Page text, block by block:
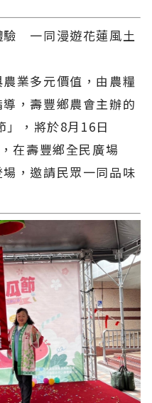
驗 一同漫遊花蓮風土
業多元價值，由農糧
，壽豐鄉農會主辦的
」，將於8月16日
在壽豐鄉全民廣場
場，邀請民眾一同品味